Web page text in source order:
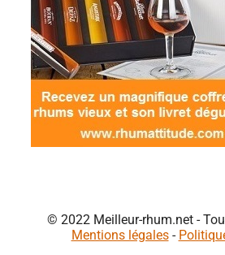
© 2022 Meilleur-rhum.net -
Mentions légales-